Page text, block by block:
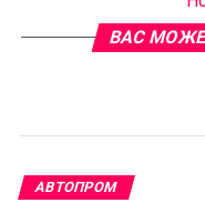
ВАС
АВТОПРОМ